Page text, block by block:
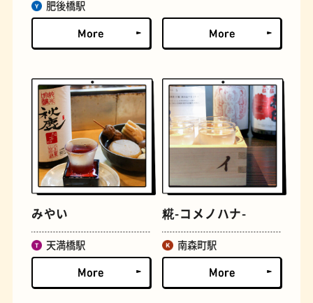
古着 お好み焼き
握り寿司 花屋
肥後橋駅
みやい
天満橋駅
糀-コメノハナ-
南森町駅